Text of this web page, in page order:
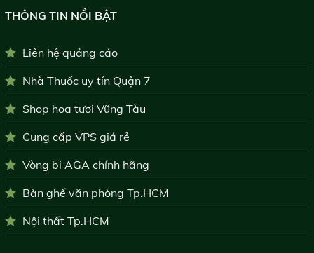
THÔNG TIN NỔI BẬT
Liên hệ quảng cáo
Nhà Thuốc uy tín Quận 7
Shop hoa tươi Vũng Tàu
Cung cấp VPS giá rẻ
Vòng bi AGA chính hãng
Bàn ghế văn phòng Tp.HCM
Nội thất Tp.HCM